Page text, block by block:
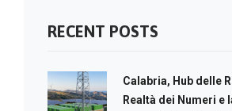
RECENT POSTS
Calabria, Hub delle
Realtà dei Numeri e